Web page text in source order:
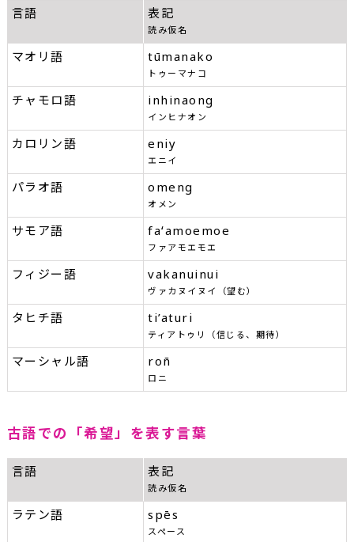
言語 表記
読み仮名
マオリ語 tūmanako
トゥーマナコ
チャモロ語 inhinaong
インヒナオン
カロリン語 eniy
エニイ
パラオ語 omeng
オメン
サモア語 faʻamoemoe
ファアモエモエ
フィジー語 vakanuinui
ヴァカヌイヌイ（望む）
タヒチ語 ti’aturi
ティアトゥリ（信じる、期待）
マーシャル語 roñ
ロニ
古語での「希望」を表す言葉
言語 表記
読み仮名
ラテン語 spēs
スペース